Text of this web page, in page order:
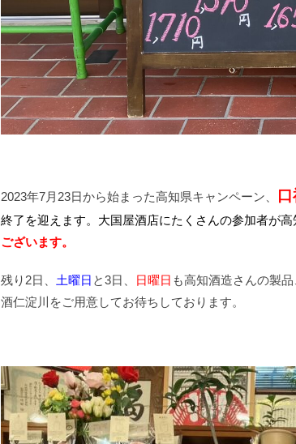
2023年7月23日から始まった高知県キャンペーン、
終了を迎えます。大国屋酒店にたくさんの参加者が
ございます。
残り2日、 土曜日 と3日、 日曜日 も高知酒造さんの製
酒仁淀川をご用意してお待ちしております。